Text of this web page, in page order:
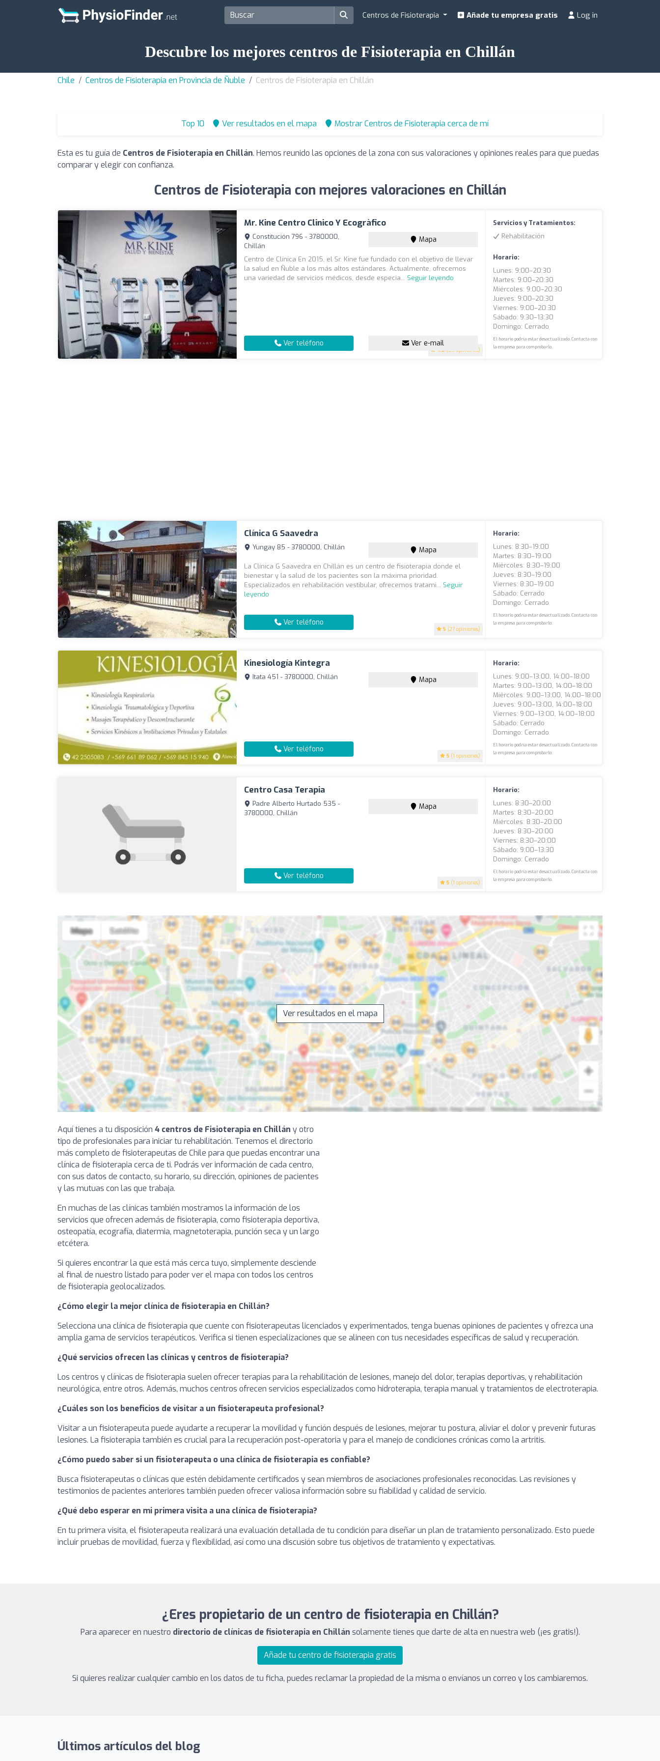
Centros de Fisioterapia Añade tu empresa gratis Log in
Descubre los mejores centros de Fisioterapia en Chillán
Chile Centros de Fisioterapia en Provincia de Ñuble Centros de Fisioterapia en Chillán
Top 10 Ver resultados en el mapa Mostrar Centros de Fisioterapia cerca de mí
Esta es tu guía de Centros de Fisioterapia en Chillán. Hemos reunido las opciones de la zona con sus valoraciones y opiniones reales para que puedas
comparar y elegir con confianza.
Centros de Fisioterapia con mejores valoraciones en Chillán
Mr. Kine Centro Clinico Y Ecogràfico
4.2 (35 opiniones)
Constitución 796 - 3780000,
Chillán
Mapa
Centro de Clínica En 2015, el Sr. Kine fue fundado con el objetivo de llevar
la salud en Ñuble a los más altos estándares. Actualmente, ofrecemos
una variedad de servicios médicos, desde especia... Seguir leyendo
Ver teléfono Ver e-mail
Servicios y Tratamientos:
Rehabilitación
Horario:
Lunes: 9:00–20:30
Martes: 9:00–20:30
Miércoles: 9:00–20:30
Jueves: 9:00–20:30
Viernes: 9:00–20:30
Sábado: 9:30–13:30
Domingo: Cerrado
El horario podría estar desactualizado. Contacta con
la empresa para comprobarlo.
Clínica G Saavedra
5 (27 opiniones)
Yungay 85 - 3780000, Chillán Mapa
La Clínica G Saavedra en Chillán es un centro de fisioterapia donde el
bienestar y la salud de los pacientes son la máxima prioridad.
Especializados en rehabilitación vestibular, ofrecemos tratami... Seguir
leyendo
Ver teléfono
Horario:
Lunes: 8:30–19:00
Martes: 8:30–19:00
Miércoles: 8:30–19:00
Jueves: 8:30–19:00
Viernes: 8:30–19:00
Sábado: Cerrado
Domingo: Cerrado
El horario podría estar desactualizado. Contacta con
la empresa para comprobarlo.
Kinesiología Kintegra
5 (1 opiniones)
Itata 451 - 3780000, Chillán Mapa
Ver teléfono
Horario:
Lunes: 9:00–13:00, 14:00–18:00
Martes: 9:00–13:00, 14:00–18:00
Miércoles: 9:00–13:00, 14:00–18:00
Jueves: 9:00–13:00, 14:00–18:00
Viernes: 9:00–13:00, 14:00–18:00
Sábado: Cerrado
Domingo: Cerrado
El horario podría estar desactualizado. Contacta con
la empresa para comprobarlo.
Centro Casa Terapia
5 (1 opiniones)
Padre Alberto Hurtado 535 -
3780000, Chillán
Mapa
Ver teléfono
Horario:
Lunes: 8:30–20:00
Martes: 8:30–20:00
Miércoles: 8:30–20:00
Jueves: 8:30–20:00
Viernes: 8:30–20:00
Sábado: 9:00–13:30
Domingo: Cerrado
El horario podría estar desactualizado. Contacta con
la empresa para comprobarlo.
Ver resultados en el mapa
Aquí tienes a tu disposición 4 centros de Fisioterapia en Chillán y otro
tipo de profesionales para iniciar tu rehabilitación. Tenemos el directorio
más completo de fisioterapeutas de Chile para que puedas encontrar una
clínica de fisioterapia cerca de ti. Podrás ver información de cada centro,
con sus datos de contacto, su horario, su dirección, opiniones de pacientes
y las mutuas con las que trabaja.
En muchas de las clínicas también mostramos la información de los
servicios que ofrecen además de fisioterapia, como fisioterapia deportiva,
osteopatía, ecografía, diatermia, magnetoterapia, punción seca y un largo
etcétera.
Si quieres encontrar la que está más cerca tuyo, simplemente desciende
al final de nuestro listado para poder ver el mapa con todos los centros
de fisioterapia geolocalizados.
¿Cómo elegir la mejor clínica de fisioterapia en Chillán?
Selecciona una clínica de fisioterapia que cuente con fisioterapeutas licenciados y experimentados, tenga buenas opiniones de pacientes y ofrezca una
amplia gama de servicios terapéuticos. Verifica si tienen especializaciones que se alineen con tus necesidades específicas de salud y recuperación.
¿Qué servicios ofrecen las clínicas y centros de fisioterapia?
Los centros y clínicas de fisioterapia suelen ofrecer terapias para la rehabilitación de lesiones, manejo del dolor, terapias deportivas, y rehabilitación
neurológica, entre otros. Además, muchos centros ofrecen servicios especializados como hidroterapia, terapia manual y tratamientos de electroterapia.
¿Cuáles son los beneficios de visitar a un fisioterapeuta profesional?
Visitar a un fisioterapeuta puede ayudarte a recuperar la movilidad y función después de lesiones, mejorar tu postura, aliviar el dolor y prevenir futuras
lesiones. La fisioterapia también es crucial para la recuperación post-operatoria y para el manejo de condiciones crónicas como la artritis.
¿Cómo puedo saber si un fisioterapeuta o una clínica de fisioterapia es confiable?
Busca fisioterapeutas o clínicas que estén debidamente certificados y sean miembros de asociaciones profesionales reconocidas. Las revisiones y
testimonios de pacientes anteriores también pueden ofrecer valiosa información sobre su fiabilidad y calidad de servicio.
¿Qué debo esperar en mi primera visita a una clínica de fisioterapia?
En tu primera visita, el fisioterapeuta realizará una evaluación detallada de tu condición para diseñar un plan de tratamiento personalizado. Esto puede
incluir pruebas de movilidad, fuerza y flexibilidad, así como una discusión sobre tus objetivos de tratamiento y expectativas.
¿Eres propietario de un centro de fisioterapia en Chillán?
Para aparecer en nuestro directorio de clínicas de fisioterapia en Chillán solamente tienes que darte de alta en nuestra web (¡es gratis!).
Añade tu centro de fisioterapia gratis
Si quieres realizar cualquier cambio en los datos de tu ficha, puedes reclamar la propiedad de la misma o envíanos un correo y los cambiaremos.
Últimos artículos del blog